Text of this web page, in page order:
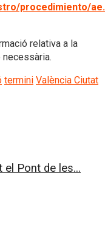
procedimiento/
relativa a la
termini València Ciutat
Pont de les...